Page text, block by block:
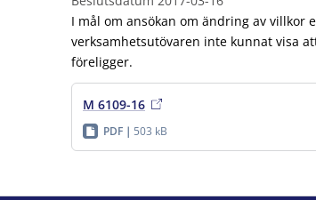
I mål om ansökan om ändring av villkor
verksamhetsutövaren inte kunnat visa
föreligger.
M 6109-16
PDF 503 kB